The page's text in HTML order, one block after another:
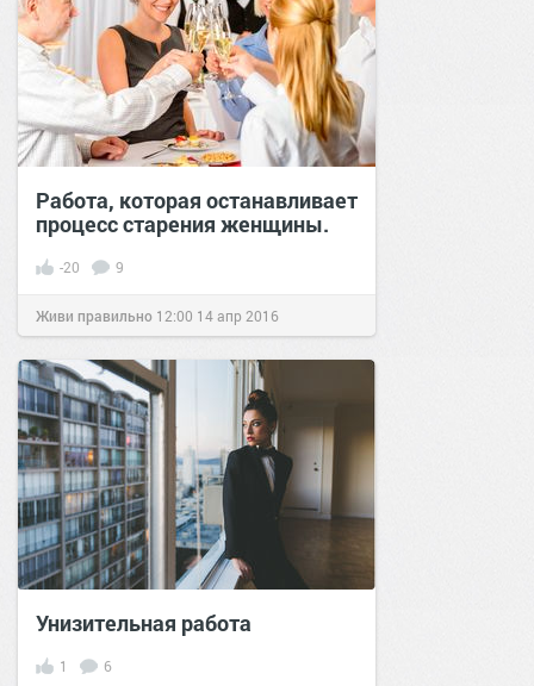
Работа, которая останавливает
процесс старения женщины.
-20 9
Живи правильно 12:00 14 апр 2016
Унизительная работа
1 6